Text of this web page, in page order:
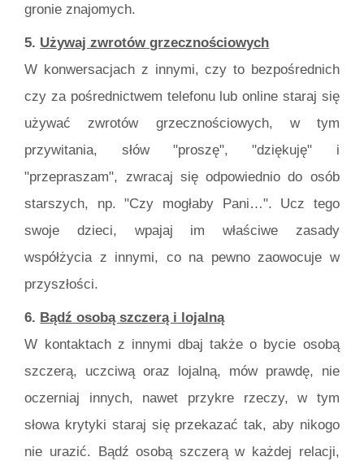
gronie znajomych.
5. Używaj zwrotów grzecznościowych
W konwersacjach z innymi, czy to bezpośrednich
czy za pośrednictwem telefonu lub online staraj się
używać zwrotów grzecznościowych, w tym
przywitania, słów "proszę", "dziękuję" i
"przepraszam", zwracaj się odpowiednio do osób
starszych, np. "Czy mogłaby Pani…". Ucz tego
swoje dzieci, wpajaj im właściwe zasady
współżycia z innymi, co na pewno zaowocuje w
przyszłości.
6. Bądź osobą szczerą i lojalną
W kontaktach z innymi dbaj także o bycie osobą
szczerą, uczciwą oraz lojalną, mów prawdę, nie
oczerniaj innych, nawet przykre rzeczy, w tym
słowa krytyki staraj się przekazać tak, aby nikogo
nie urazić. Bądź osobą szczerą w każdej relacji,